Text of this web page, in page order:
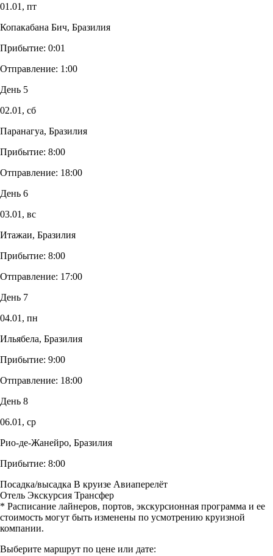
01.01, пт
Копакабана Бич, Бразилия
Прибытие: 0:01
Отправление: 1:00
День 5
02.01, сб
Паранагуа, Бразилия
Прибытие: 8:00
Отправление: 18:00
День 6
03.01, вс
Итажаи, Бразилия
Прибытие: 8:00
Отправление: 17:00
День 7
04.01, пн
Ильябела, Бразилия
Прибытие: 9:00
Отправление: 18:00
День 8
06.01, ср
Рио-де-Жанейро, Бразилия
Прибытие: 8:00
Посадка/высадка В круизе Авиаперелёт
Отель Экскурсия Трансфер
* Расписание лайнеров, портов, экскурсионная программа и ее
стоимость могут быть изменены по усмотрению круизной
компании.
Выберите маршрут по цене или дате: